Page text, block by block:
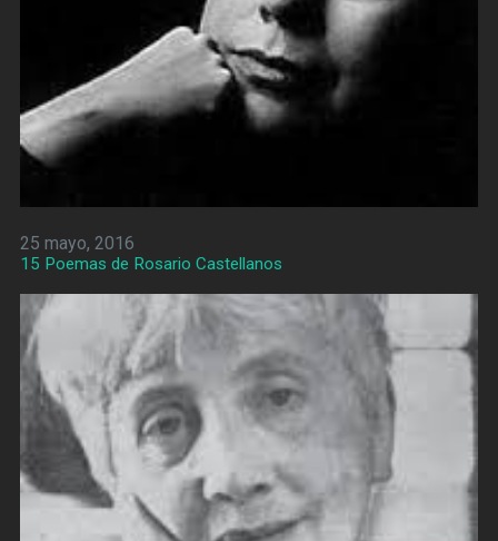
25 mayo, 2016
15 Poemas de Rosario Castellanos